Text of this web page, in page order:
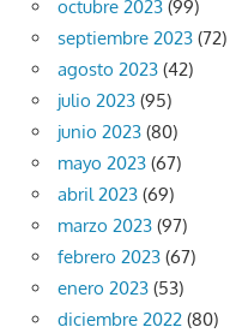
octubre 2023 (99)
septiembre 2023 (72)
agosto 2023 (42)
julio 2023 (95)
junio 2023 (80)
mayo 2023 (67)
abril 2023 (69)
marzo 2023 (97)
febrero 2023 (67)
enero 2023 (53)
diciembre 2022 (80)